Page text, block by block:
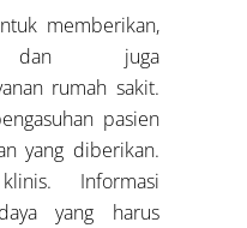
memberikan,
dan juga
rumah sakit.
pasien
yang diberikan.
Informasi
yang harus